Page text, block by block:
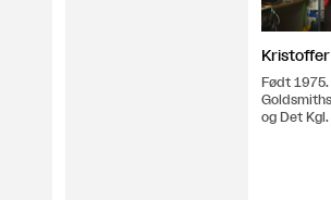
Født
og Det